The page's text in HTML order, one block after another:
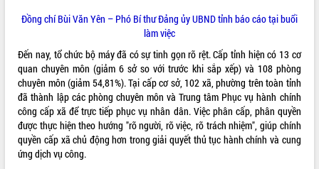
Rà soát, hoàn thiện hệ thống thiết chế
phát triển mới
Thường trực HĐND tỉnh Đắk Lắk gặp
mặt Đoàn chuyên gia y tế TP. Hồ Chí
Minh
Lễ truy điệu và an táng hài cốt liệt sĩ
tại Nghĩa trang Liệt sĩ xã Sơn Hòa
Bàn giải pháp tháo gỡ khó khăn trong
xuất khẩu sầu riêng và triển khai quy
THỐNG KÊ TRUY CẬP
Hôm nay: 27136
Tất cả:
66039876
Đồng chí Bùi Văn Yên – Phó Bí thư Đảng ủy UBND tỉnh báo cáo tại buổi
làm việc
Đến nay, tổ chức bộ máy đã có sự tinh gọn rõ rệt. Cấp tỉnh hiện có 13 cơ
quan chuyên môn (giảm 6 sở so với trước khi sắp xếp) và 108 phòng
chuyên môn (giảm 54,81%). Tại cấp cơ sở, 102 xã, phường trên toàn tỉnh
đã thành lập các phòng chuyên môn và Trung tâm Phục vụ hành chính
công cấp xã để trực tiếp phục vụ nhân dân. Việc phân cấp, phân quyền
được thực hiện theo hướng "rõ người, rõ việc, rõ trách nhiệm", giúp chính
quyền cấp xã chủ động hơn trong giải quyết thủ tục hành chính và cung
ứng dịch vụ công.